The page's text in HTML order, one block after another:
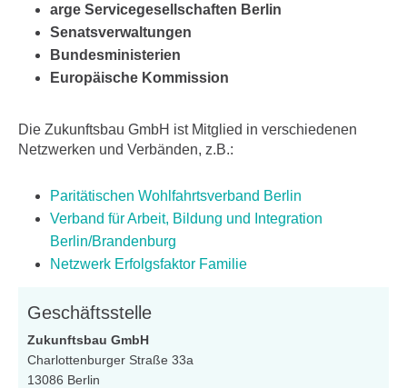
arge Servicegesellschaften Berlin
Senatsverwaltungen
Bundesministerien
Europäische Kommission
Die Zukunftsbau GmbH ist Mitglied in verschiedenen
Netzwerken und Verbänden, z.B.:
Paritätischen Wohlfahrtsverband Berlin
Verband für Arbeit, Bildung und Integration
Berlin/Brandenburg
Netzwerk Erfolgsfaktor Familie
Geschäftsstelle
Zukunftsbau GmbH
Charlottenburger Straße 33a
13086 Berlin